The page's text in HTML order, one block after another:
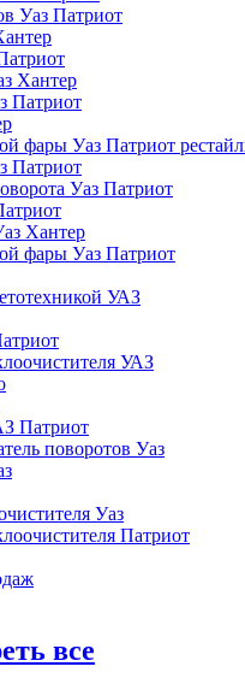
Уаз Патриот
Хантер
Патриот
фары Уаз Патриот
Патриот
Уаз Патриот
Хантер
фары Уаз Патриот
УАЗ
УАЗ
Патриот
поворотов Уаз
Уаз
Патриот
все